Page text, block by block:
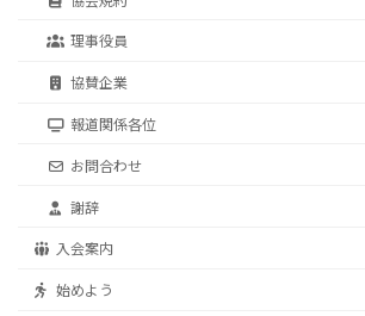
理事役員
協賛企業
報道関係各位
お問合わせ
謝辞
入会案内
始めよう